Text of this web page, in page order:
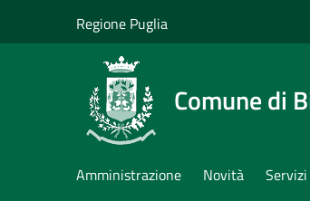
Regione Puglia
Comune di
Amministrazione Novità Servizi